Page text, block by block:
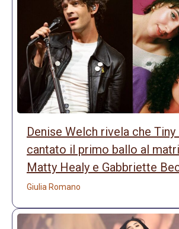
Denise Welch rivela che
cantato il primo ballo al
Matty Healy e Gabbriette
Giulia Romano